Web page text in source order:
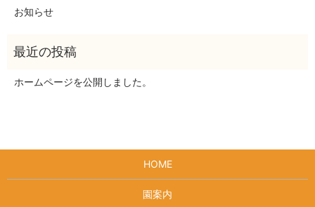
お知らせ
ホームページを公開しました。
HOME
園案内